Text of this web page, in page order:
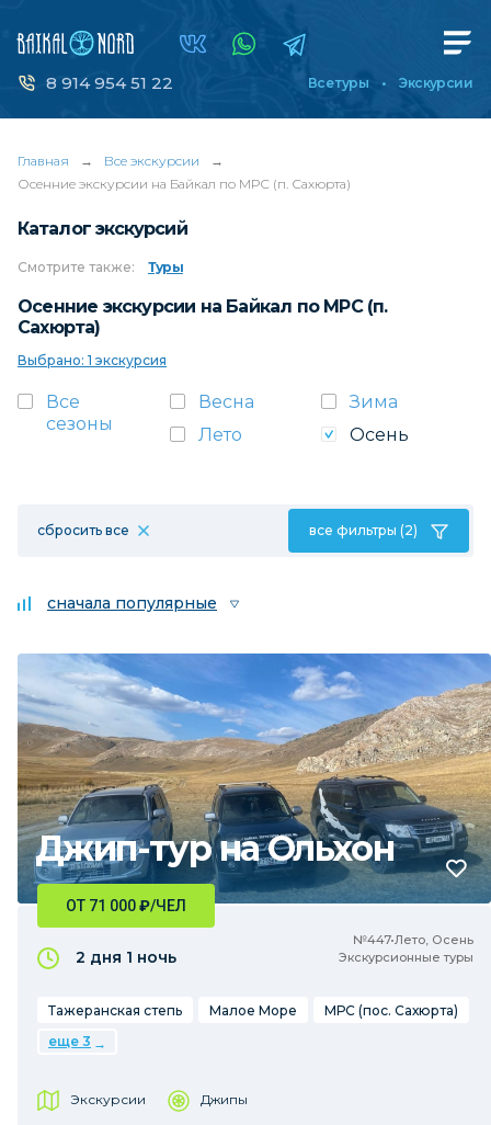
8 914 954 51 22 Все туры Экскурсии
Главная → Все экскурсии
→
Осенние экскурсии на Байкал по МРС (п. Сахюрта)
Каталог экскурсий
Смотрите также: Туры
Осенние экскурсии на Байкал по МРС (п.
Сахюрта)
Выбрано: 1 экскурсия
Все
сезоны
Весна
Зима
Лето
Осень
сбросить все все фильтры (2)
сначала популярные
Джип-тур на Ольхон
№447•Лето, Осень
Экскурсионные туры
ОТ 71 000₽/ЧЕЛ
2 дня 1 ночь
Тажеранская степь Малое Море
МРС (пос. Сахюрта)
еще 3
Экскурсии Джипы